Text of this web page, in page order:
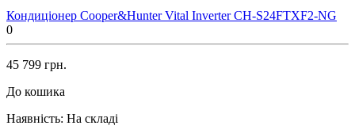
Кондиціонер Cooper&Hunter Vital Inverter CH-S24FTXF2-NG
0
45 799 грн.
До кошика
Наявність: На складі